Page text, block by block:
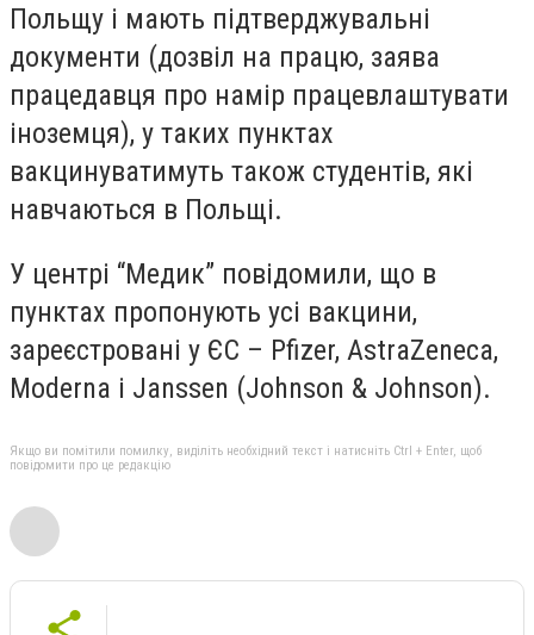
Польщу і мають підтверджувальні
документи (дозвіл на працю, заява
працедавця про намір працевлаштувати
іноземця), у таких пунктах
вакцинуватимуть також студентів, які
навчаються в Польщі.
У центрі “Медик” повідомили, що в
пунктах пропонують усі вакцини,
зареєстровані у ЄС – Pfizer, AstraZeneca,
Moderna і Janssen (Johnson & Johnson).
Якщо ви помітили помилку, виділіть необхідний текст і натисніть Ctrl + Enter, щоб
повідомити про це редакцію